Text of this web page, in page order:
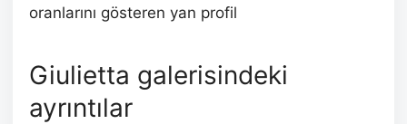
oranlarını gösteren yan profil
Giulietta galerisindeki
ayrıntılar